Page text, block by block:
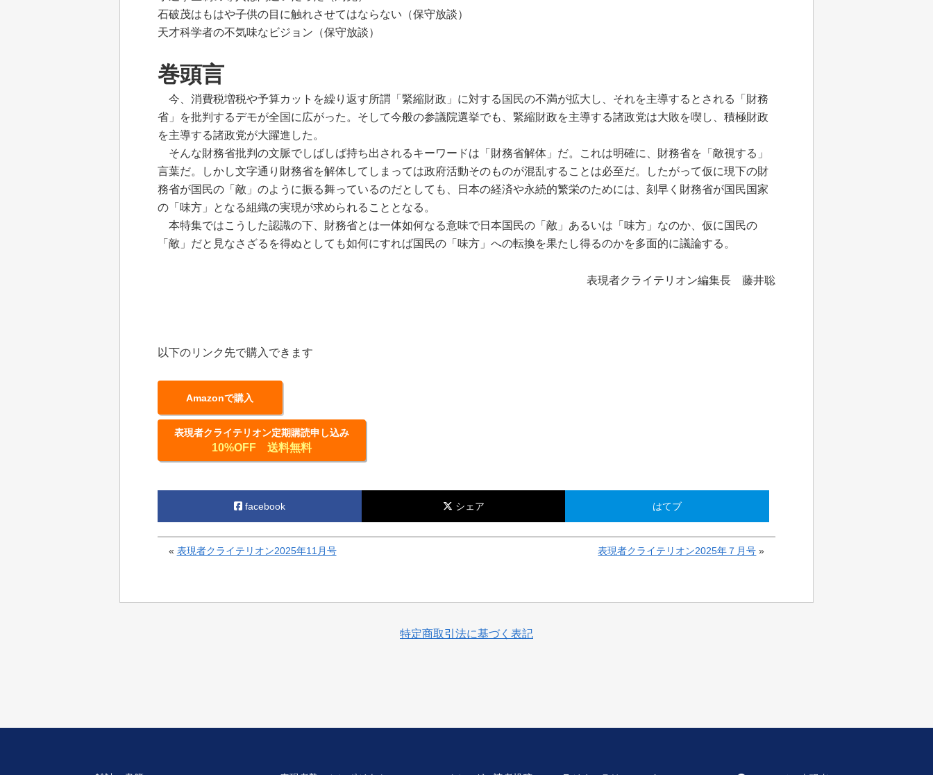
石破茂はもはや子供の目に触れさせてはならない（保守放談）
天才科学者の不気味なビジョン（保守放談）
巻頭言
今、消費税増税や予算カットを繰り返す所謂「緊縮財政」に対する国民の不満が拡大し、それを主導するとされる「財務
省」を批判するデモが全国に広がった。そして今般の参議院選挙でも、緊縮財政を主導する諸政党は大敗を喫し、積極財政
を主導する諸政党が大躍進した。
そんな財務省批判の文脈でしばしば持ち出されるキーワードは「財務省解体」だ。これは明確に、財務省を「敵視する」
言葉だ。しかし文字通り財務省を解体してしまっては政府活動そのものが混乱することは必至だ。したがって仮に現下の財
務省が国民の「敵」のように振る舞っているのだとしても、日本の経済や永続的繁栄のためには、刻早く財務省が国民国家
の「味方」となる組織の実現が求められることとなる。
本特集ではこうした認識の下、財務省とは一体如何なる意味で日本国民の「敵」あるいは「味方」なのか、仮に国民の
「敵」だと見なさざるを得ぬとしても如何にすれば国民の「味方」への転換を果たし得るのかを多面的に議論する。
表現者クライテリオン編集長 藤井聡
以下のリンク先で購入できます
Amazonで購入
表現者クライテリオン定期購読申し込み
10%OFF 送料無料
facebook シェア はてブ
« 表現者クライテリオン2025年11月号 表現者クライテリオン2025年７月号 »
特定商取引法に基づく表記